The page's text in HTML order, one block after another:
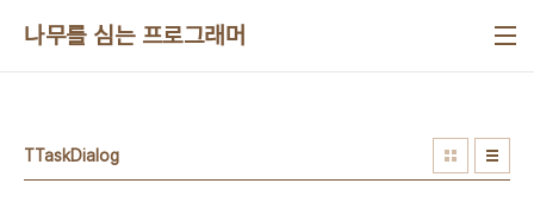
나무를 심는 프로그래머
TTaskDialog